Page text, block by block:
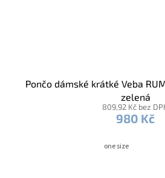
Pončo dámské krátké Veba
zelená
809,92 Kč bez
980 Kč
one size